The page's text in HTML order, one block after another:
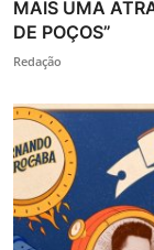
MAIS UMA
DE POÇOS”
Redação